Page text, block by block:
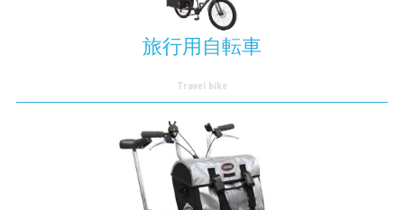
旅行用自転車
Travel bike